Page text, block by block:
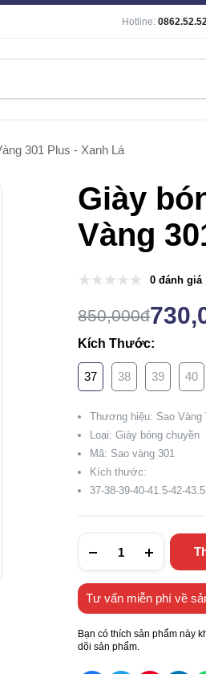
Hotline:
301 Plus - Xanh Lá
Giày
Vàng
0 đánh giá
850,000đ
Kích Thước:
37 38 39 40
Thương hiệu: Sao Vàng
Loại: Giày bóng chuyền
Mã: Sao vàng 301
Kích thước:
37-38-39-40-41.5-42-
Tư vấn miễn phí về
Bạn có thích sản phẩm này
dõi sản phẩm.